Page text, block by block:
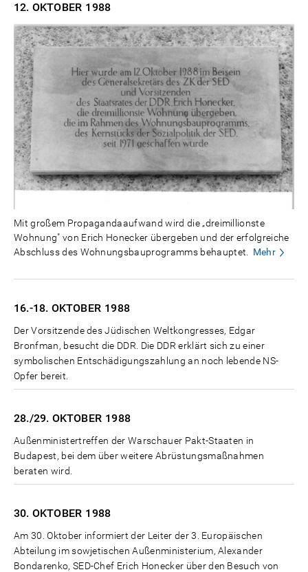
12. OKTOBER 1988
Mit großem Propagandaaufwand wird die „dreimillionste
Wohnung" von Erich Honecker übergeben und der erfolgreiche
Abschluss des Wohnungsbauprogramms behauptet.
Mehr
16.-18. OKTOBER 1988
Der Vorsitzende des Jüdischen Weltkongresses, Edgar
Bronfman, besucht die DDR. Die DDR erklärt sich zu einer
symbolischen Entschädigungszahlung an noch lebende NS-
Opfer bereit.
28./29. OKTOBER 1988
Außenministertreffen der Warschauer Pakt-Staaten in
Budapest, bei dem über weitere Abrüstungsmaßnahmen
beraten wird.
30. OKTOBER 1988
Am 30. Oktober informiert der Leiter der 3. Europäischen
Abteilung im sowjetischen Außenministerium, Alexander
Bondarenko, SED-Chef Erich Honecker über den Besuch von